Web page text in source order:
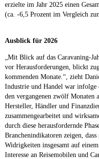
erzielte im Jahr 2025 einen
(ca. -6,5 Prozent im Vergleich
Ausblick für 2026
„Mit Blick auf das Caravaning-
vor Herausforderungen, blickt
kommenden Monate.“, zieht
Industrie und Handel war infolge
den vergangenen zwölf Monaten
Hersteller, Händler und
zusammengearbeitet und
durch diese herausfordernde
Branchenindikatoren zeigen,
Widrigkeiten insgesamt auf
Interesse an Reisemobilen und